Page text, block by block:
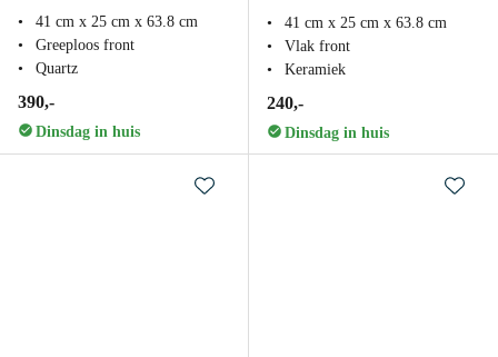
41 cm x 25 cm x 63.8 cm
Greeploos front
Quartz
390,-
Dinsdag in huis
41 cm x 25 cm x 63.8 cm
Vlak front
Keramiek
240,-
Dinsdag in huis